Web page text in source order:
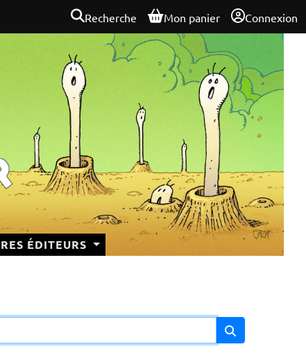
Recherche Mon panier Connexion
ÉDITEURS